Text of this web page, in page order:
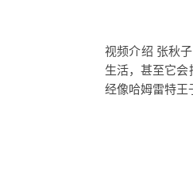
视频介绍 张秋
生活，甚至它
经像哈姆雷特王